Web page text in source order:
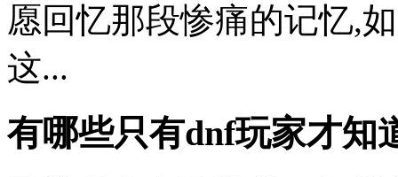
愿回忆那段惨痛的记忆,
这...
有哪些只有dnf玩家才知